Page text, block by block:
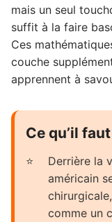
mais un seul
suffit à la faire
Ces
couche
apprennent à
Ce qu’il
Derrière la
américain
comme un